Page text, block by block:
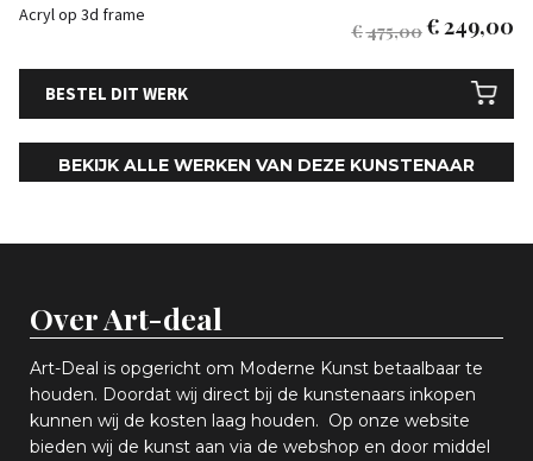
Acryl op 3d frame
€475,00€249,00
BESTEL DIT WERK
BEKIJK ALLE WERKEN VAN DEZE KUNSTENAAR
Over Art-deal
Art-Deal is opgericht om Moderne Kunst betaalbaar te
houden. Doordat wij direct bij de kunstenaars inkopen
kunnen wij de kosten laag houden. Op onze website
bieden wij de kunst aan via de webshop en door middel